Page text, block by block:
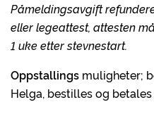
Påmeldingsavgift
eller legeattest, attesten
1 uke etter stevnestart.
Oppstallings muligheter;
Helga, bestilles og